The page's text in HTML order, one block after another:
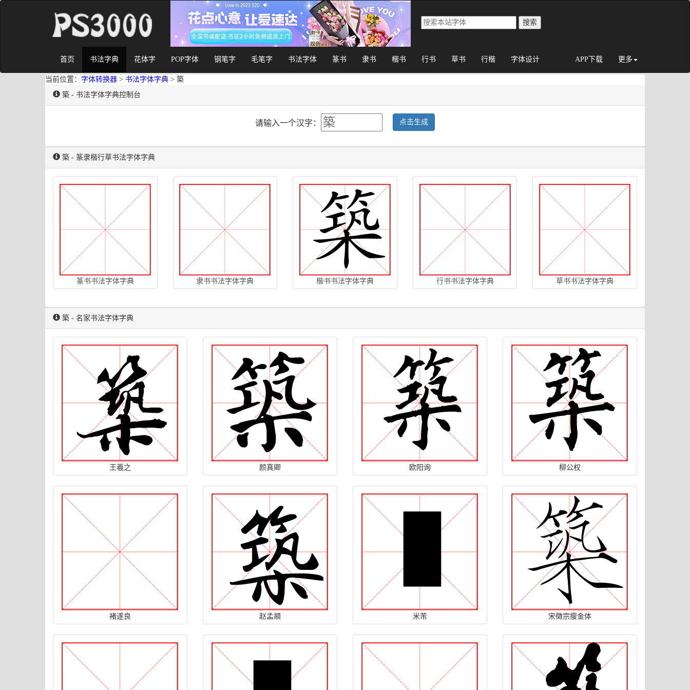
首页 书法字典 花体字 POP字体 钢笔字 毛笔字 书法字体 篆书 隶书 楷书 行书 草书 行楷 字体设计 APP下载 更多
当前位置： 字体转换器 > 书法字体字典 > 築
築 - 书法字体字典控制台
请输入一个汉字： 点击生成
築 - 篆隶楷行草书法字体字典
篆书书法字体字典 隶书书法字体字典 楷书书法字体字典 行书书法字体字典 草书书法字体字典
築 - 名家书法字体字典
王羲之 颜真卿 欧阳询 柳公权
褚遂良 赵孟頫 米芾 宋徵宗瘦金体